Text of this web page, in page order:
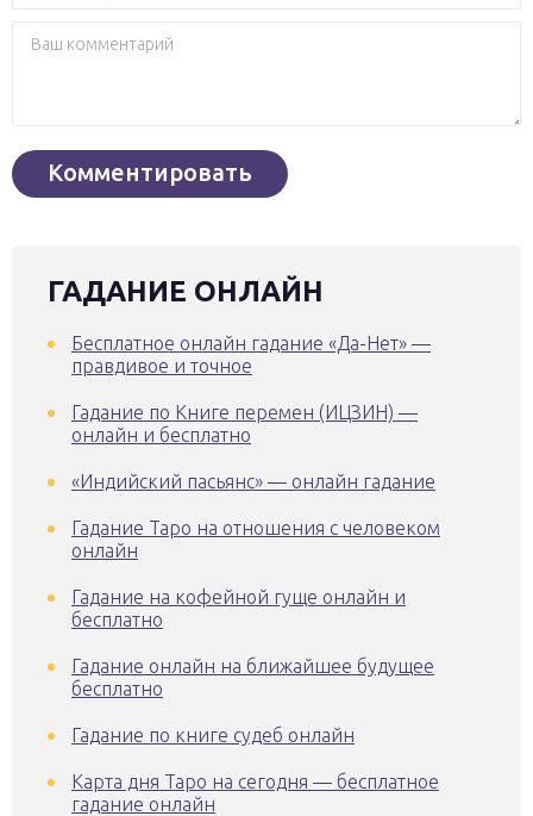
ГАДАНИЕ ОНЛАЙН
Бесплатное онлайн гадание «Да-Нет» —
правдивое и точное
Гадание по Книге перемен (ИЦЗИН) —
онлайн и бесплатно
«Индийский пасьянс» — онлайн гадание
Гадание Таро на отношения с человеком
онлайн
Гадание на кофейной гуще онлайн и
бесплатно
Гадание онлайн на ближайшее будущее
бесплатно
Гадание по книге судеб онлайн
Карта дня Таро на сегодня — бесплатное
гадание онлайн